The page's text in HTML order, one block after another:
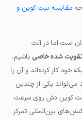
مقایسه بیت کوین و
است اما در آلت
شده خاصی باشیم.
خود کار کرده‌اند و آن را
می‌تواند یکی از چندین
آلت کوین دش روی سرعت
بین‌المللی تمرکز